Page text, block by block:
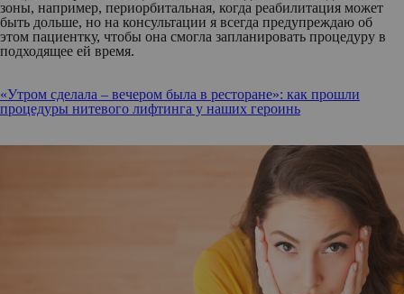
зоны, например, периорбитальная, когда реабилитация может
быть дольше, но на консультации я всегда предупреждаю об
этом пациентку, чтобы она смогла запланировать процедуру в
подходящее ей время.
«Утром сделала – вечером была в ресторане»: как прошли
процедуры нитевого лифтинга у наших героинь